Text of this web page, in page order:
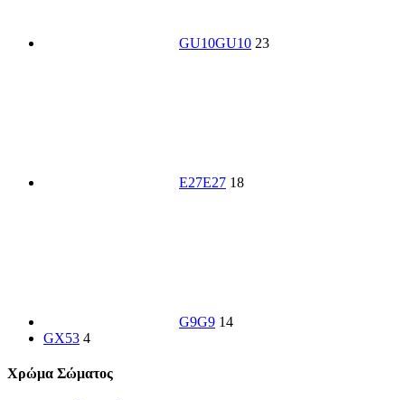
GU10GU10 23
E27E27 18
G9G9 14
GX53 4
Χρώμα Σώματος